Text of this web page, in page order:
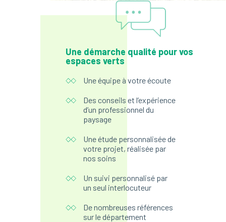
Une démarche qualité pour vos
espaces verts
Une équipe à votre écoute
Des conseils et l’expérience
d’un professionnel du
paysage
Une étude personnalisée de
votre projet, réalisée par
nos soins
Un suivi personnalisé par
un seul interlocuteur
De nombreuses références
sur le département